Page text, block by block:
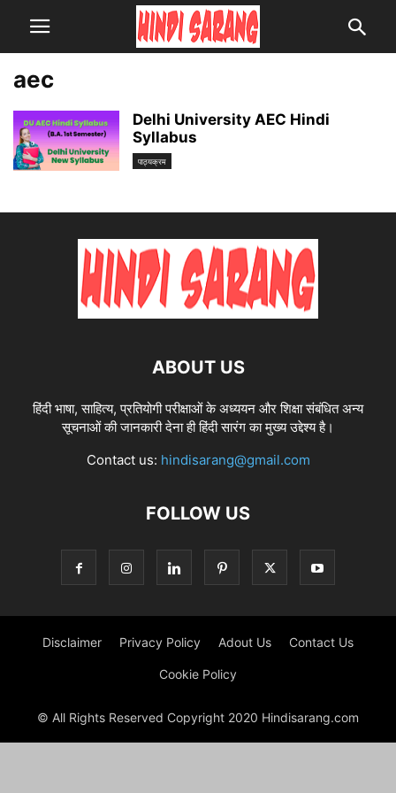
aec
Delhi University AEC Hindi
Syllabus
पाठ्यक्रम
ABOUT US
हिंदी भाषा, साहित्य, प्रतियोगी परीक्षाओं के अध्ययन और शिक्षा संबंधित अन्य
सूचनाओं की जानकारी देना ही हिंदी सारंग का मुख्य उद्देश्य है।
Contact us: hindisarang@gmail.com
FOLLOW US
Disclaimer Privacy Policy Adout Us Contact Us
Cookie Policy
© All Rights Reserved Copyright 2020 Hindisarang.com